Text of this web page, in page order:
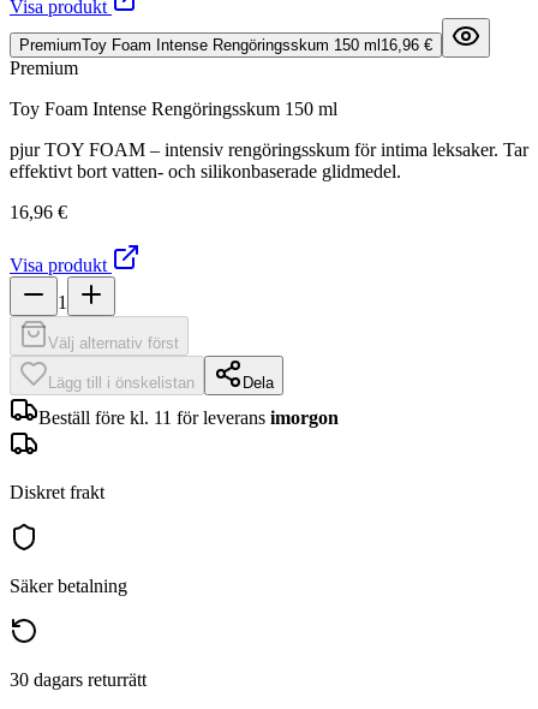
Visa produkt
PremiumToy Foam Intense Rengöringsskum 150 ml 16,96 €
Premium
Toy Foam Intense Rengöringsskum 150 ml
pjur TOY FOAM – intensiv rengöringsskum för intima leksaker. Tar
effektivt bort vatten- och silikonbaserade glidmedel.
16,96 €
Visa produkt
1
Välj alternativ först
Lägg till i önskelistan Dela
Beställ före kl. 11 för leverans imorgon
Diskret frakt
Säker betalning
30 dagars returrätt